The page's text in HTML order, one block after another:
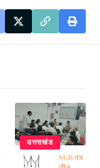
उत्तराखंड